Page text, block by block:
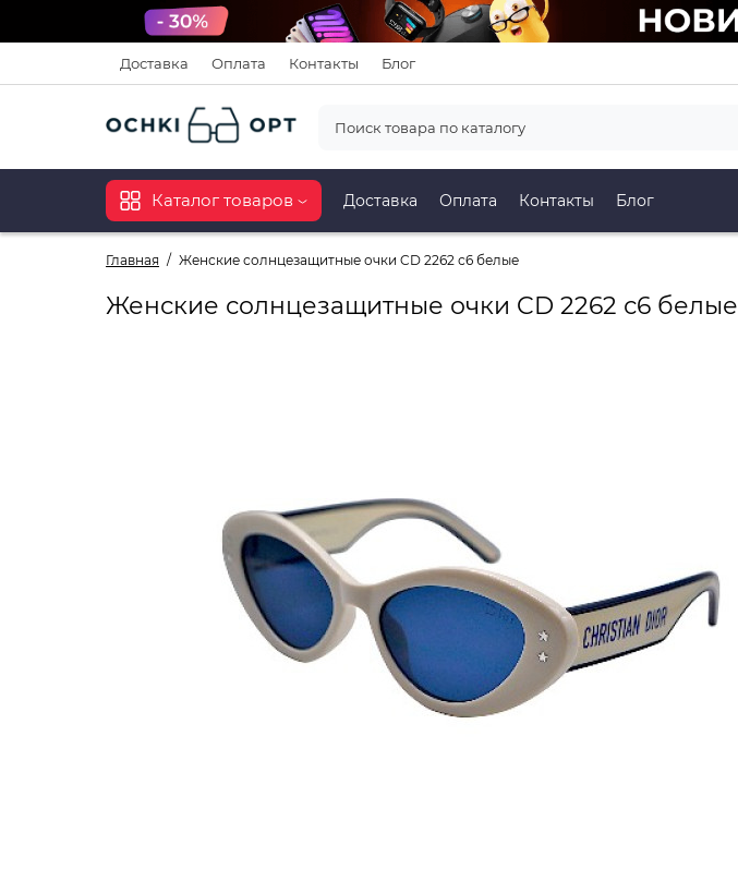
Доставка Оплата Контакты Блог
Каталог товаров Доставка Оплата Контакты Блог
Главная Женские солнцезащитные очки CD 2262 с6 белые
Женские солнцезащитные очки CD 2262 с6 белые